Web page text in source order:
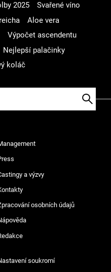
2025
Svařené víno
Aloe vera
Výpočet ascendentu
Nejlepší palačinky
koláč
a výzvy
osobních údajů
soukromí